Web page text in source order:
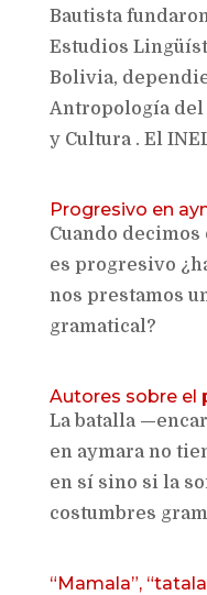
Bautista
Estudios
Bolivia,
Antropología
y Cultura . El
Progresivo en
Cuando
es progresivo
nos prestamos
gramatical?
Autores sobre el
La batalla
en aymara no
en sí sino si la
costumbres
“Mamala”,